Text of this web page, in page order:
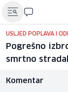
USLJED POPLAVA I
Pogrešno
smrtno
Komentar